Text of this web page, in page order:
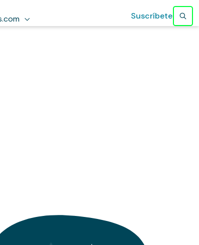
Suscríbete